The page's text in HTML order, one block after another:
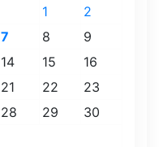
1
2
7 8
9
14 15
16
21 22
23
28 29
30